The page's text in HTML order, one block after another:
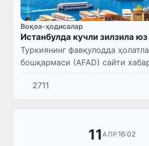
Воқеа-ҳодисалар
Истанбулда кучли зилзила
Туркиянинг фавқулодда
бошқармаси (AFAD) сайти
Истанбул ҳудудида бир неча
содир бўлди, иккинчиси 6,2
этди.
2711
11АПР16:02